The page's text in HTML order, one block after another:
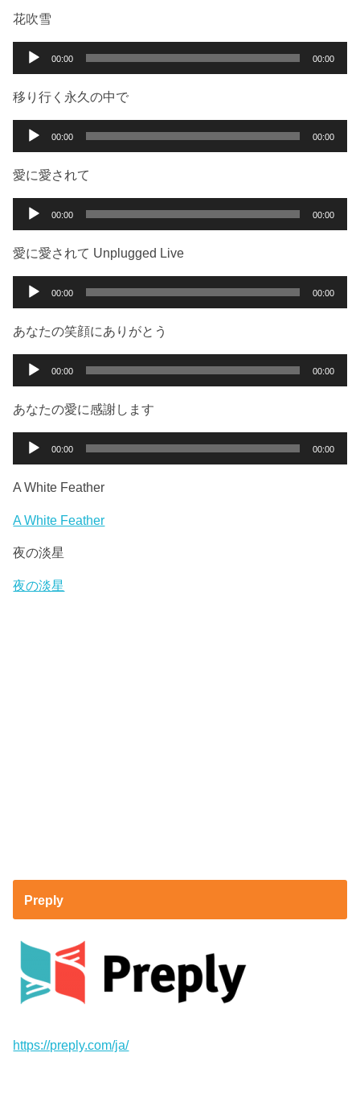
ー
プ
ー
花吹雪
プ
ー
00:00 00:00
移り行く永久の中で
プ
ー
00:00 00:00
愛に愛されて
プ
ー
00:00 00:00
愛に愛されて Unplugged Live
プ
レ
ー
00:00 00:00
あなたの笑顔にありがとう
プ
レ
ー
00:00 00:00
あなたの愛に感謝します
音
ー
00:00 00:00
A White Feather
A White Feather
夜の淡星
夜の淡星
Preply
https://preply.com/ja/